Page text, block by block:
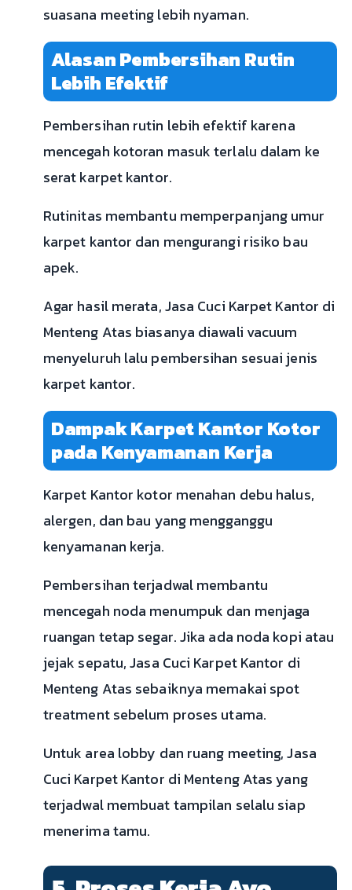
suasana meeting lebih nyaman.
Alasan Pembersihan Rutin
Lebih Efektif
Pembersihan rutin lebih efektif karena
mencegah kotoran masuk terlalu dalam ke
serat karpet kantor.
Rutinitas membantu memperpanjang umur
karpet kantor dan mengurangi risiko bau
apek.
Agar hasil merata, Jasa Cuci Karpet Kantor di
Menteng Atas biasanya diawali vacuum
menyeluruh lalu pembersihan sesuai jenis
karpet kantor.
Dampak Karpet Kantor Kotor
pada Kenyamanan Kerja
Karpet Kantor kotor menahan debu halus,
alergen, dan bau yang mengganggu
kenyamanan kerja.
Pembersihan terjadwal membantu
mencegah noda menumpuk dan menjaga
ruangan tetap segar. Jika ada noda kopi atau
jejak sepatu, Jasa Cuci Karpet Kantor di
Menteng Atas sebaiknya memakai spot
treatment sebelum proses utama.
Untuk area lobby dan ruang meeting, Jasa
Cuci Karpet Kantor di Menteng Atas yang
terjadwal membuat tampilan selalu siap
menerima tamu.